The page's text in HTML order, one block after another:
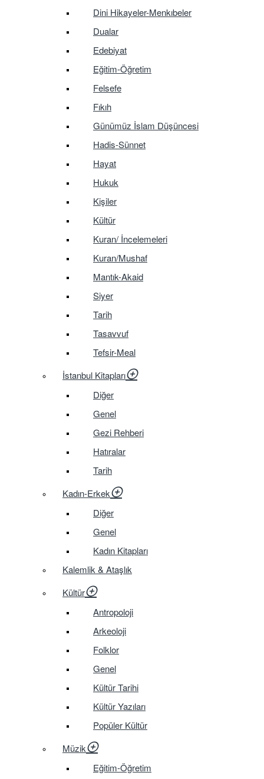
Dini Hikayeler-Menkıbeler
Dualar
Edebiyat
Eğitim-Öğretim
Felsefe
Fıkıh
Günümüz İslam Düşüncesi
Hadis-Sünnet
Hayat
Hukuk
Kişiler
Kültür
Kuran/ İncelemeleri
Kuran/Mushaf
Mantık-Akaid
Siyer
Tarih
Tasavvuf
Tefsir-Meal
İstanbul Kitapları
Diğer
Genel
Gezi Rehberi
Hatıralar
Tarih
Kadın-Erkek
Diğer
Genel
Kadın Kitapları
Kalemlik & Ataşlık
Kültür
Antropoloji
Arkeoloji
Folklor
Genel
Kültür Tarihi
Kültür Yazıları
Popüler Kültür
Müzik
Eğitim-Öğretim